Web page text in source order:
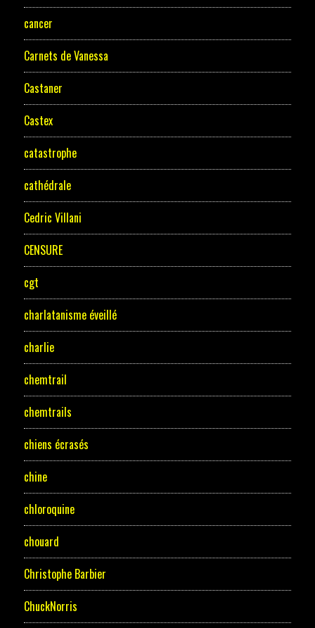
cancer
Carnets de Vanessa
Castaner
Castex
catastrophe
cathédrale
Cedric Villani
CENSURE
cgt
charlatanisme éveillé
charlie
chemtrail
chemtrails
chiens écrasés
chine
chloroquine
chouard
Christophe Barbier
ChuckNorris